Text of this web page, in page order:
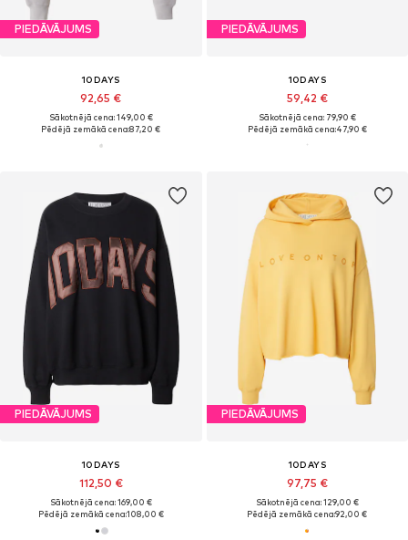
PIEDĀVĀJUMS
10DAYS
92,65 €
Sākotnējā cena: 149,00 €
Pēdējā zemākā cena:87,20 €
PIEDĀVĀJUMS
10DAYS
59,42 €
Sākotnējā cena: 79,90 €
Pēdējā zemākā cena:47,90 €
PIEDĀVĀJUMS
10DAYS
112,50 €
Sākotnējā cena: 169,00 €
Pēdējā zemākā cena:108,00 €
PIEDĀVĀJUMS
10DAYS
97,75 €
Sākotnējā cena: 129,00 €
Pēdējā zemākā cena:92,00 €